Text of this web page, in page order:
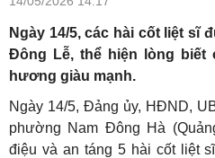
Ngày 14/5, các hài cốt liệt sĩ
Đông Lễ, thể hiện lòng
hương giàu mạnh.
Ngày 14/5, Đảng ủy, HĐND,
phường Nam Đông Hà
điệu và an táng 5 hài cốt liệt